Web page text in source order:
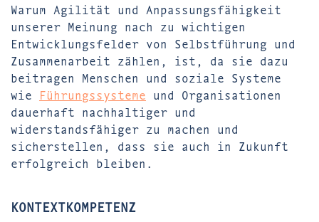
Warum Agilität und Anpassungsfähigkeit
unserer Meinung nach zu wichtigen
Entwicklungsfelder von Selbstführung und
Zusammenarbeit zählen, ist, da sie dazu
beitragen Menschen und soziale Systeme
wie Führungssysteme und Organisationen
dauerhaft nachhaltiger und
widerstandsfähiger zu machen und
sicherstellen, dass sie auch in Zukunft
erfolgreich bleiben.
KONTEXTKOMPETENZ